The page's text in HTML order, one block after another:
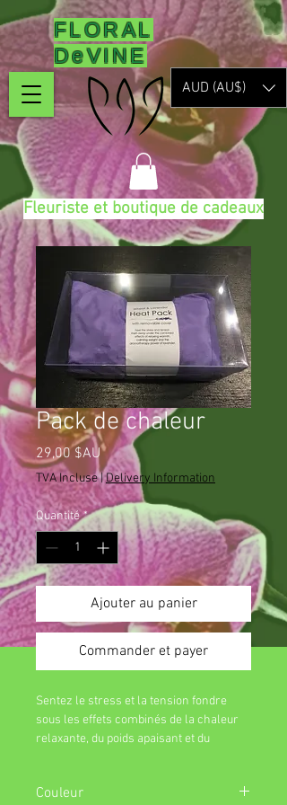
FLORAL
DeVINE
AUD (AU$)
Fleuriste et boutique de cadeaux
Pack de chaleur
29,00 $AUPrix
TVA Incluse|Delivery Information
Quantité *
Ajouter au panier
Commander et payer
Sentez le stress et la tension fondre
sous les effets combinés de la chaleur
relaxante, du poids apaisant et du
Couleur